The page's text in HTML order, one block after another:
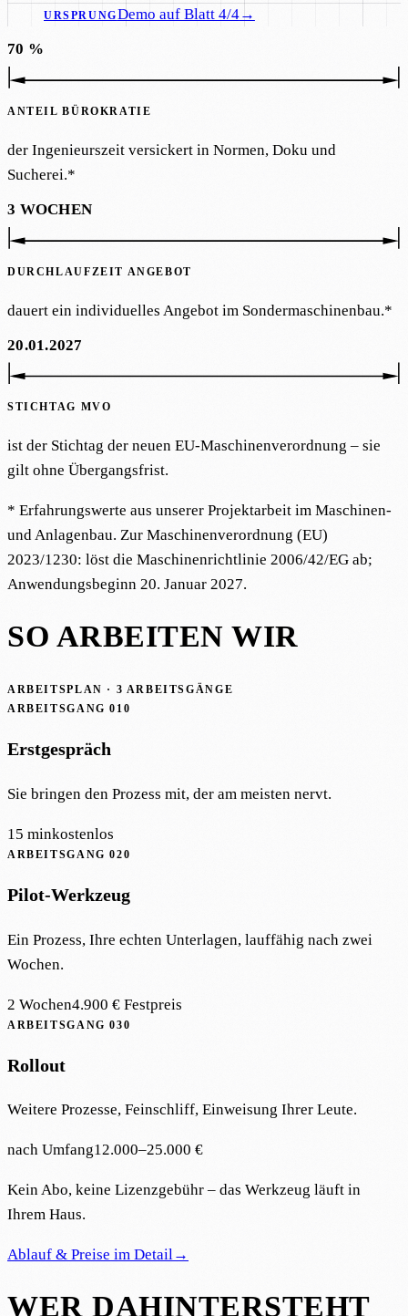
URSPRUNGDemo auf Blatt 4/4→
70 %
ANTEIL BÜROKRATIE
der Ingenieurszeit versickert in Normen, Doku und
Sucherei.*
3 WOCHEN
DURCHLAUFZEIT ANGEBOT
dauert ein individuelles Angebot im Sondermaschinenbau.*
20.01.2027
STICHTAG MVO
ist der Stichtag der neuen EU-Maschinenverordnung – sie
gilt ohne Übergangsfrist.
* Erfahrungswerte aus unserer Projektarbeit im Maschinen-
und Anlagenbau. Zur Maschinenverordnung (EU)
2023/1230: löst die Maschinenrichtlinie 2006/42/EG ab;
Anwendungsbeginn 20. Januar 2027.
SO ARBEITEN WIR
ARBEITSPLAN · 3 ARBEITSGÄNGE
ARBEITSGANG010
Erstgespräch
Sie bringen den Prozess mit, der am meisten nervt.
15 minkostenlos
ARBEITSGANG020
Pilot-Werkzeug
Ein Prozess, Ihre echten Unterlagen, lauffähig nach zwei
Wochen.
2 Wochen4.900 € Festpreis
ARBEITSGANG030
Rollout
Weitere Prozesse, Feinschliff, Einweisung Ihrer Leute.
nach Umfang12.000–25.000 €
Kein Abo, keine Lizenzgebühr – das Werkzeug läuft in
Ihrem Haus.
Ablauf & Preise im Detail→
WER DAHINTERSTEHT